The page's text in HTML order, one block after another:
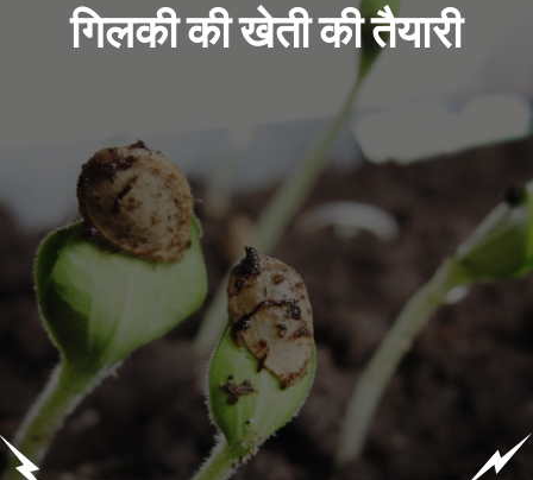
गिलकी की खेती की तैयारी